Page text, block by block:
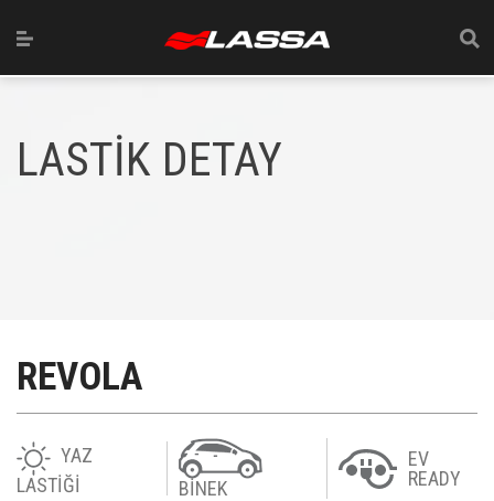
LASTİK DETAY
REVOLA
YAZ
LASTİĞİ
BİNEK
EV
READY